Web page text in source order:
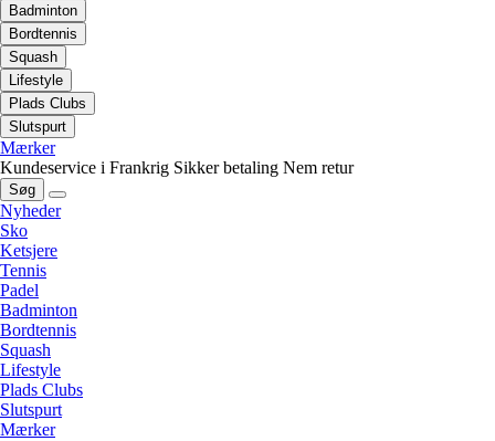
Badminton
Bordtennis
Squash
Lifestyle
Plads Clubs
Slutspurt
Mærker
Kundeservice i Frankrig Sikker betaling Nem retur
Søg
Nyheder
Sko
Ketsjere
Tennis
Padel
Badminton
Bordtennis
Squash
Lifestyle
Plads Clubs
Slutspurt
Mærker